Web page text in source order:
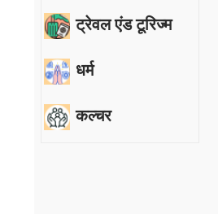
ट्रेवल एंड टूरिज्म
धर्म
कल्चर